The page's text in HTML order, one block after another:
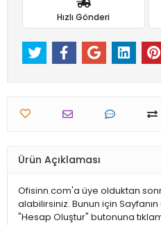
Hızlı Gönderi
Ürün Açıklaması
Ofisinn.com'a üye olduktan
alabilirsiniz. Bunun için
"Hesap Oluştur" butonuna